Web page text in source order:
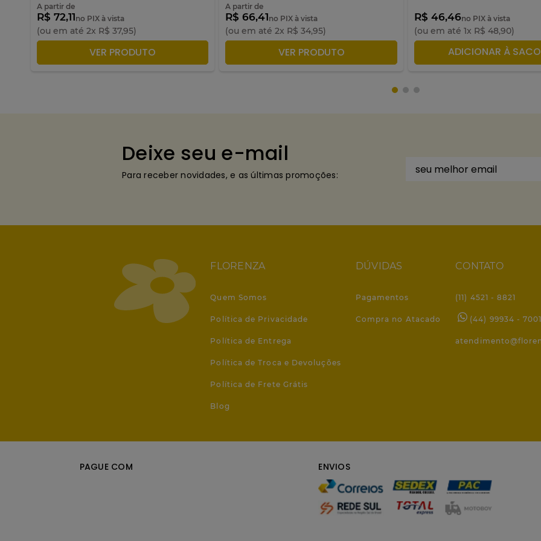
A partir de
R$ 72,11no PIX à vista
(ou em até 2x R$ 37,95)
ADICIONAR À SACOLA
VER PRODUTO
A partir de
R$ 66,41no PIX à vista
(ou em até2x R$ 34,95)
ADICIONAR À SACOLA
VER PRODUTO
R$ 46,46no PIX à vista
(ou em até 1x R$ 48,90)
ADICIONAR À
Deixe seu e-mail
Para receber novidades, e as últimas promoções:
FLORENZA
Quem Somos
Política de Privacidade
Política de Entrega
Política de Troca e Devoluções
Política de Frete Grátis
Blog
DÚVIDAS
Pagamentos
Compra no Atacado
CONTATO
(11) 4521 - 8821
(44) 99934 - 7001
PAGUE COM ENVIOS